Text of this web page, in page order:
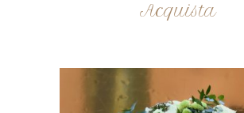
Acquista